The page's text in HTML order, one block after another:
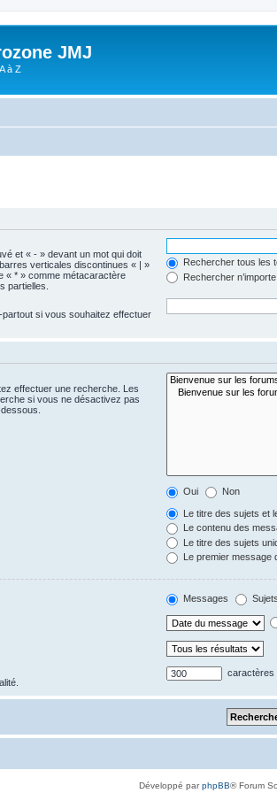
JMJ
à Z
et « - » devant un mot qui doit
verticales discontinues « | »
« * » comme métacaractère
partielles.
Rechercher tous les
Rechercher
si vous souhaitez effectuer
effectuer une recherche. Les
si vous ne désactivez pas
Oui Non
Le titre des sujets et
Le contenu des
Le titre des sujets
Le premier message
Messages Sujets
caractères
Développé parphpBB® Forum